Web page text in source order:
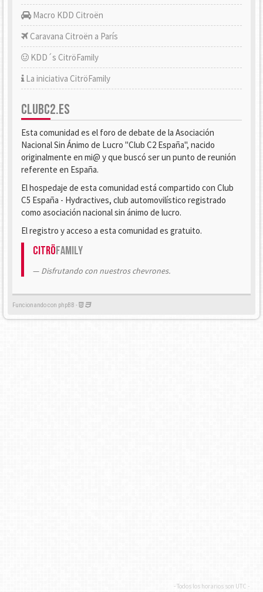
Macro KDD Citroën
Caravana Citroën a París
KDD´s CitröFamily
La iniciativa CitröFamily
CLUBC2.ES
Esta comunidad es el foro de debate de la Asociación
Nacional Sin Ánimo de Lucro "Club C2 España", nacido
originalmente en mi@ y que buscó ser un punto de reunión
referente en España.
El hospedaje de esta comunidad está compartido con Club
C5 España - Hydractives, club automovilístico registrado
como asociación nacional sin ánimo de lucro.
El registro y acceso a esta comunidad es gratuito.
CitröFamily
Disfrutando con nuestros chevrones.
Funcionando con phpBB -
- Todos los horarios son UTC -